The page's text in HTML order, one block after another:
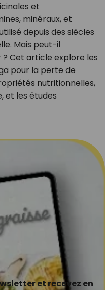
et
minéraux, et
depuis des siècles
Mais peut-il
Cet article explore les
pour la perte de
nutritionnelles,
et les études
et recevez en